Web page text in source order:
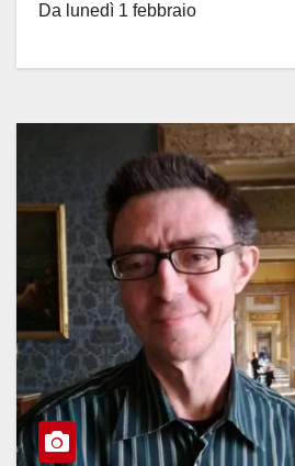
Da lunedì 1 febbraio